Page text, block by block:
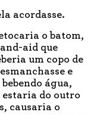
acordasse.
o batom,
aid que
um copo de
e
água,
do outro
causaria o